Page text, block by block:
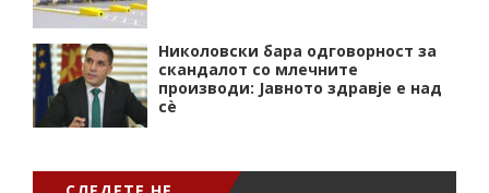
Николовски бара одговорност за
скандалот со млечните
производи: Јавното здравје е над
сѐ